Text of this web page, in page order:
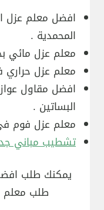
افضل معلم
المحمدية .
معلم عزل مائي
معلم عزل
افضل مقاول
البساتين .
معلم عزل فوم
تشطيب مباني
يمكنك طلب
طلب معلم